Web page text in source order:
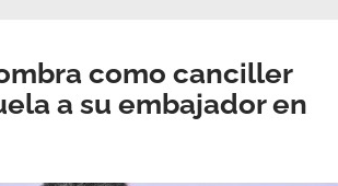
como canciller
a su embajador en